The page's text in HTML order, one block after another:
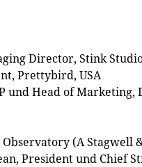
Director, Stink
Prettybird, USA
und Head of Marketing,
(A Stagwell
President und Chief